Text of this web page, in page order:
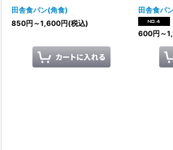
田舎食パン(角食)
850円 ～1,600円(税込)
田舎食パ
600円 ～